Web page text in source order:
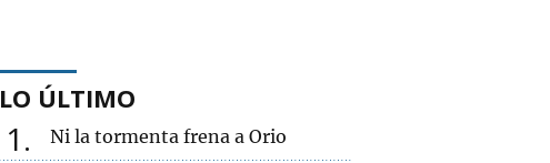
LO ÚLTIMO
1 Ni la tormenta frena a Orio